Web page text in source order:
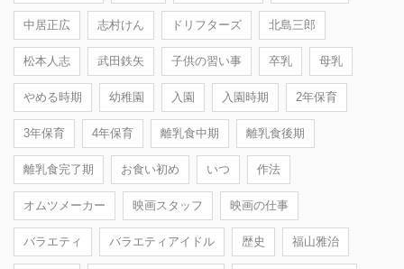
中居正広 志村けん ドリフターズ 北島三郎
松本人志 武田鉄矢 子供の習い事 卒乳 母乳
やめる時期 幼稚園 入園 入園時期 2年保育
3年保育 4年保育 離乳食中期 離乳食後期
離乳食完了期 お食い初め いつ 作法
オムツメーカー 映画スタッフ 映画の仕事
バラエティ バラエティアイドル 歴史 福山雅治